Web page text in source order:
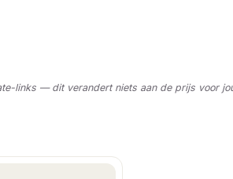
links — dit verandert niets aan de prijs voor